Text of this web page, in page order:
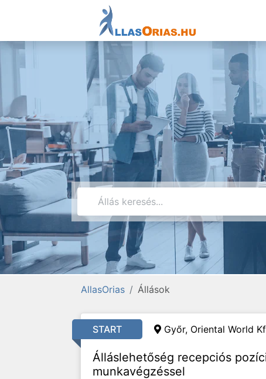
AllasOrias Állások
START Győr, Oriental World
Álláslehetőség recepciós
munkavégzéssel